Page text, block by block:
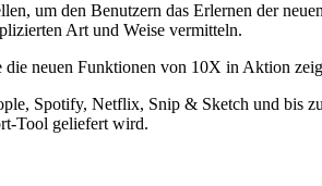
um den Benutzern das Erlernen der
Art und Weise vermitteln.
neuen Funktionen von 10X in Aktion
Spotify, Netflix, Snip & Sketch und
Tool geliefert wird.